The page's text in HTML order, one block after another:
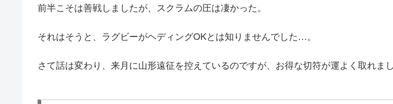
前半こそは善戦しましたが、スクラムの圧は凄かった。
それはそうと、ラグビーがヘディングOKとは知りませんでした…。
さて話は変わり、来月に山形遠征を控えているのですが、お得な切符が運よく取れまし